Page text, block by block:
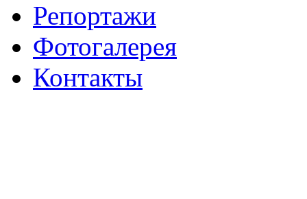
Репортажи
Фотогалерея
Контакты